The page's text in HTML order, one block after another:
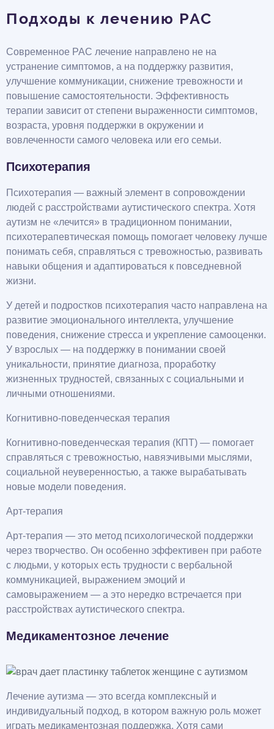
Подходы к лечению РАС
Современное РАС лечение направлено не на
устранение симптомов, а на поддержку развития,
улучшение коммуникации, снижение тревожности и
повышение самостоятельности. Эффективность
терапии зависит от степени выраженности симптомов,
возраста, уровня поддержки в окружении и
вовлеченности самого человека или его семьи.
Психотерапия
Психотерапия — важный элемент в сопровождении
людей с расстройствами аутистического спектра. Хотя
аутизм не «лечится» в традиционном понимании,
психотерапевтическая помощь помогает человеку лучше
понимать себя, справляться с тревожностью, развивать
навыки общения и адаптироваться к повседневной
жизни.
У детей и подростков психотерапия часто направлена на
развитие эмоционального интеллекта, улучшение
поведения, снижение стресса и укрепление самооценки.
У взрослых — на поддержку в понимании своей
уникальности, принятие диагноза, проработку
жизненных трудностей, связанных с социальными и
личными отношениями.
Когнитивно-поведенческая терапия
Когнитивно-поведенческая терапия (КПТ) — помогает
справляться с тревожностью, навязчивыми мыслями,
социальной неуверенностью, а также вырабатывать
новые модели поведения.
Арт-терапия
Арт-терапия — это метод психологической поддержки
через творчество. Он особенно эффективен при работе
с людьми, у которых есть трудности с вербальной
коммуникацией, выражением эмоций и
самовыражением — а это нередко встречается при
расстройствах аутистического спектра.
Медикаментозное лечение
Лечение аутизма — это всегда комплексный и
индивидуальный подход, в котором важную роль может
играть медикаментозная поддержка. Хотя сами